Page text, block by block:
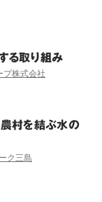
る取り組み
プ株式会社
村を結ぶ水の
ク三島